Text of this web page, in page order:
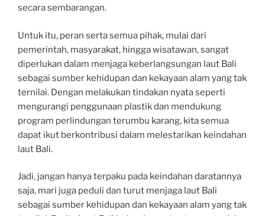
secara sembarangan.
Untuk itu, peran serta semua pihak, mulai dari
pemerintah, masyarakat, hingga wisatawan, sangat
diperlukan dalam menjaga keberlangsungan laut Bali
sebagai sumber kehidupan dan kekayaan alam yang tak
ternilai. Dengan melakukan tindakan nyata seperti
mengurangi penggunaan plastik dan mendukung
program perlindungan terumbu karang, kita semua
dapat ikut berkontribusi dalam melestarikan keindahan
laut Bali.
Jadi, jangan hanya terpaku pada keindahan daratannya
saja, mari juga peduli dan turut menjaga laut Bali
sebagai sumber kehidupan dan kekayaan alam yang tak